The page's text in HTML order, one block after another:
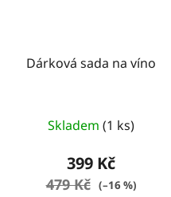
Dárková sada na víno
Skladem (1 ks)
399 Kč
479 Kč (–16 %)